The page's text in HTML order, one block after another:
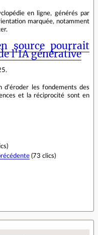
en ligne, générés par
marquée, notamment
source pourrait
l'IA générative
d’éroder les fondements des
et la réciprocité sont en
(73 clics)